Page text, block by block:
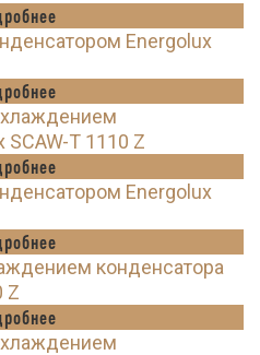
Energolux
SCAW-T 1110 Z
Energolux
конденсатора
Z